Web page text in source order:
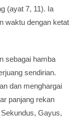
(ayat 7, 11). Ia
waktu dengan ketat
sebagai hamba
sendirian.
dan menghargai
panjang rekan
Gayus,